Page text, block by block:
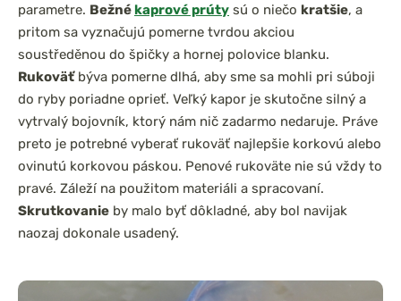
parametre. Bežnékaprové prúty sú o niečo kratšie, a
pritom sa vyznačujú pomerne tvrdou akciou
soustředěnou do špičky a hornej polovice blanku.
Rukoväťbýva pomerne dlhá, aby sme sa mohli pri súboji
do ryby poriadne oprieť. Veľký kapor je skutočne silný a
vytrvalý bojovník, ktorý nám nič zadarmo nedaruje. Práve
preto je potrebné vyberať rukoväť najlepšie korkovú alebo
ovinutú korkovou páskou. Penové rukoväte nie sú vždy to
pravé. Záleží na použitom materiáli a spracovaní.
Skrutkovanie by malo byť dôkladné, aby bol navijak
naozaj dokonale usadený.